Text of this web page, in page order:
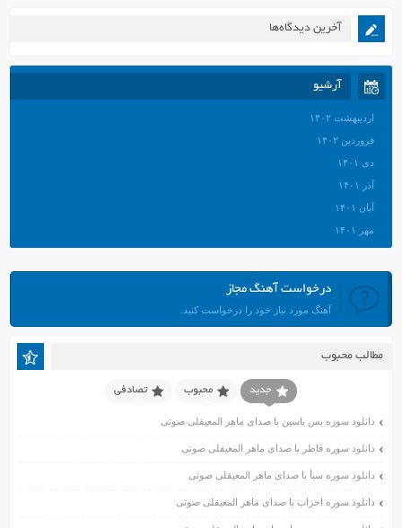
آخرین دیدگاه‌ها
آرشیو
اردیبهشت ۱۴۰۲
فروردین ۱۴۰۲
دی ۱۴۰۱
آذر ۱۴۰۱
آبان ۱۴۰۱
مهر ۱۴۰۱
مرداد ۱۴۰۱
تیر ۱۴۰۱
فروردین ۱۴۰۱
آذر ۱۴۰۰
آبان ۱۴۰۰
اسفند ۱۳۹۹
درخواست آهنگ مجاز
آهنگ مورد نیاز خود را درخواست کنید.
مطالب محبوب
جدید محبوب تصادفی
دانلود سوره یس یاسین با صدای ماهر المعیقلی صوتی
دانلود سوره فاطر با صدای ماهر المعیقلی صوتی
دانلود سوره سبأ با صدای ماهر المعیقلی صوتی
دانلود سوره احزاب با صدای ماهر المعیقلی صوتی